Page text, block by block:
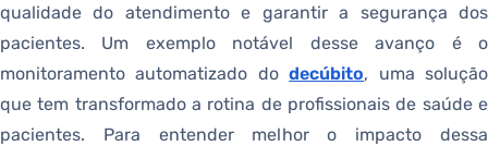
qualidade do atendimento e garantir a segurança dos
pacientes. Um exemplo notável desse avanço é o
monitoramento automatizado dodecúbito, uma solução
que tem transformado a rotina de profissionais de saúde e
pacientes. Para entender melhor o impacto dessa